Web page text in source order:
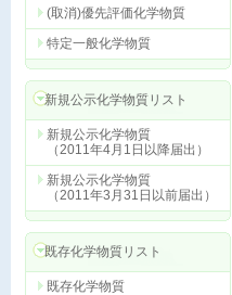
(取消)優先評価化学物質
特定一般化学物質
新規公示化学物質リスト
新規公示化学物質
（2011年4月1日以降届出）
新規公示化学物質
（2011年3月31日以前届出）
既存化学物質リスト
既存化学物質